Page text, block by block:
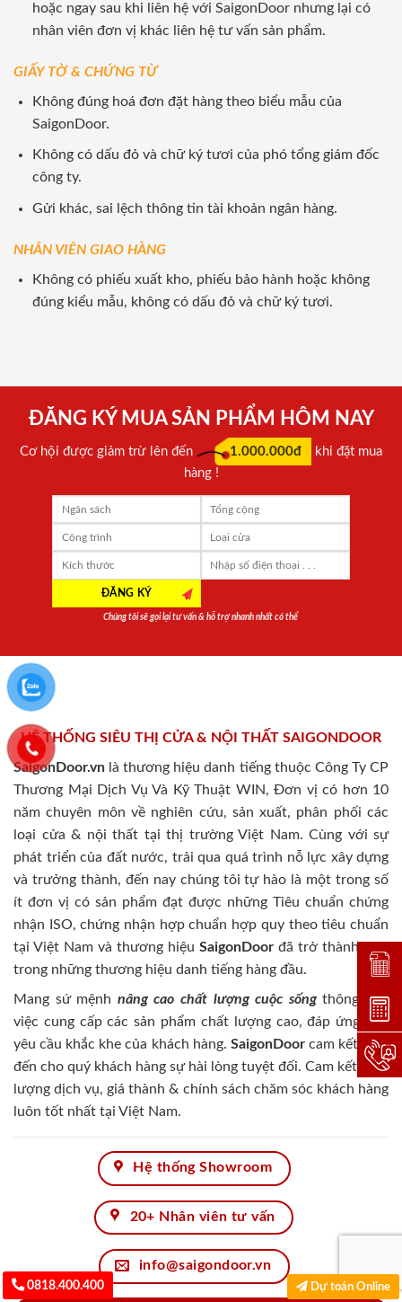
hoặc ngay sau khi liên hệ với SaigonDoor nhưng lại có
nhân viên đơn vị khác liên hệ tư vấn sản phẩm.
GIẤY TỜ & CHỨNG TỪ
Không đúng hoá đơn đặt hàng theo biểu mẫu của
SaigonDoor.
Không có dấu đỏ và chữ ký tươi của phó tổng giám đốc
công ty.
Gửi khác, sai lệch thông tin tài khoản ngân hàng.
NHÂN VIÊN GIAO HÀNG
Không có phiếu xuất kho, phiếu bảo hành hoặc không
đúng kiểu mẫu, không có dấu đỏ và chữ ký tươi.
ĐĂNG KÝ MUA SẢN PHẨM HÔM NAY
Cơ hội được giảm trừ lên đến 1.000.000đ
khi đặt mua
hàng !
Chúng tôi sẽ gọi lại tư vấn & hỗ trợ nhanh nhất có thể
HỆ THỐNG SIÊU THỊ CỬA & NỘI THẤT SAIGONDOOR
SaigonDoor.vn là thương hiệu danh tiếng thuộc Công Ty CP
Thương Mại Dịch Vụ Và Kỹ Thuật WIN, Đơn vị có hơn 10
năm chuyên môn về nghiên cứu, sản xuất, phân phối các
loại cửa & nội thất tại thị trường Việt Nam. Cùng với sự
phát triển của đất nước, trải qua quá trình nỗ lực xây dựng
và trưởng thành, đến nay chúng tôi tự hào là một trong số
ít đơn vị có sản phẩm đạt được những Tiêu chuẩn chứng
nhận ISO, chứng nhận hợp chuẩn hợp quy theo tiêu chuẩn
tại Việt Nam và thương hiệu SaigonDoor đã trở thành một
trong những thương hiệu danh tiếng hàng đầu.
Mang sứ mệnh nâng cao chất lượng cuộc sốngthông qua
việc cung cấp các sản phẩm chất lượng cao, đáp ứng mọi
yêu cầu khắc khe của khách hàng. SaigonDoorcam kết đem
đến cho quý khách hàng sự hài lòng tuyệt đối. Cam kết chất
lượng dịch vụ, giá thành & chính sách chăm sóc khách hàng
luôn tốt nhất tại Việt Nam.
Hệ thống Showroom
20+ Nhân viên tư vấn
info@saigondoor.vn
0818.400.400
Dự toán Online
Đặt
Dự